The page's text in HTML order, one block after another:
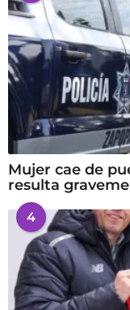
Mujer cae de
resulta
4